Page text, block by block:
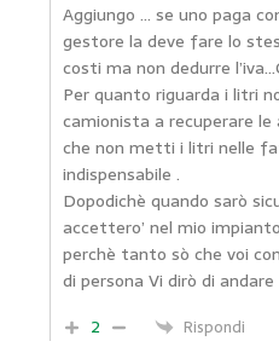
Aggiungo … se uno paga
gestore la deve fare lo
costi ma non dedurre
Per quanto riguarda i litri
camionista a recuperare
che non metti i litri nelle
indispensabile .
Dopodichè quando sarò
accettero’ nel mio
perchè tanto sò che voi
di persona Vi dirò di
2
Rispondi